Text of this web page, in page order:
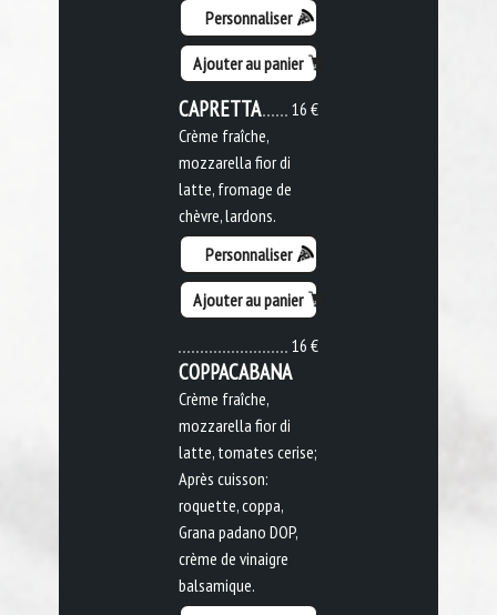
Personnaliser
Ajouter au panier
16 €
CAPRETTA
Crème fraîche,
mozzarella fior di
latte, fromage de
chèvre, lardons.
Personnaliser
Ajouter au panier
16 €
COPPACABANA
Crème fraîche,
mozzarella fior di
latte, tomates cerise;
Après cuisson:
roquette, coppa,
Grana padano DOP,
crème de vinaigre
balsamique.